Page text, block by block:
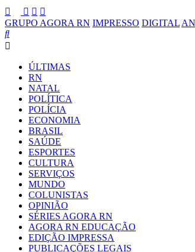
GRUPO AGORA RN IMPRESSO DIGITAL
ÚLTIMAS
RN
NATAL
POLÍTICA
POLÍCIA
ECONOMIA
BRASIL
SAÚDE
ESPORTES
CULTURA
SERVIÇOS
MUNDO
COLUNISTAS
OPINIÃO
SÉRIES AGORA RN
AGORA RN EDUCAÇÃO
EDIÇÃO IMPRESSA
PUBLICAÇÕES LEGAIS